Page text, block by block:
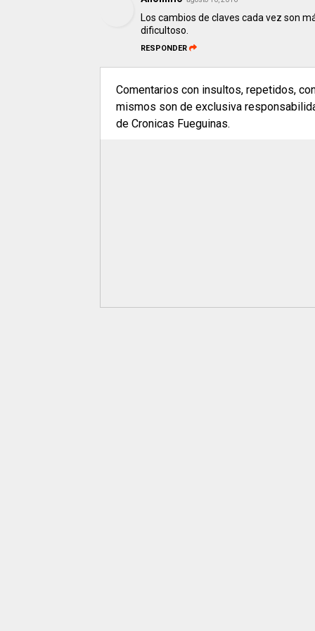
Los cambios de claves cada vez son
dificultoso.
RESPONDER
Comentarios con insultos, repetidos,
mismos son de exclusiva
de Cronicas Fueguinas.